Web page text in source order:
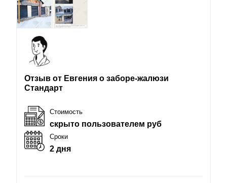
Отзыв от Евгения о заборе-жалюзи
Стандарт
Стоимость
скрыто пользователем руб
Сроки
2 дня